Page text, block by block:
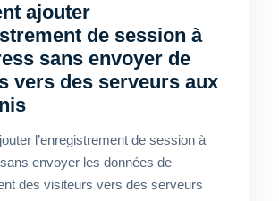
ajouter
de session à
sans envoyer de
vers des serveurs aux
l’enregistrement de session à
envoyer les données de
des visiteurs vers des serveurs